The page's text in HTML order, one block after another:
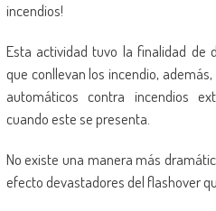
incendios!
Esta actividad tuvo la finalidad de
que conllevan los incendio,
automáticos contra incendios
cuando este se presenta.
No existe una manera más
efecto devastadores del flashover